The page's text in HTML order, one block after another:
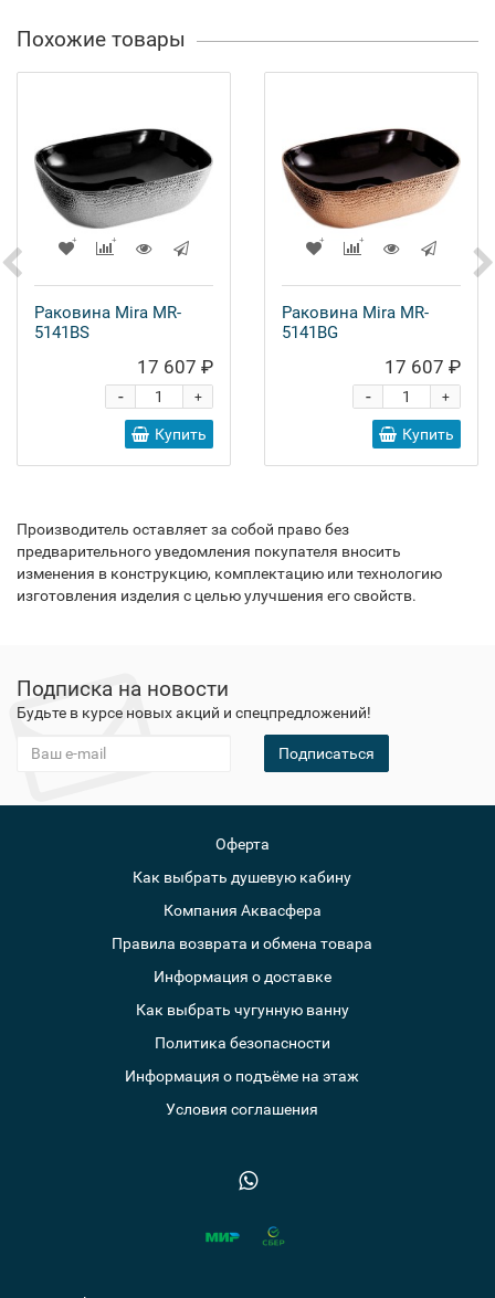
Похожие товары
Раковина Mira MR-
5141BS
17 607 ₽
+
-
Купить
Раковина Mira MR-
5141BG
17 607 ₽
+
-
Купить
Производитель оставляет за собой право без
предварительного уведомления покупателя вносить
изменения в конструкцию, комплектацию или технологию
изготовления изделия с целью улучшения его свойств.
Подписка на новости
Будьте в курсе новых акций и спецпредложений!
Подписаться
Оферта
Как выбрать душевую кабину
Компания Аквасфера
Правила возврата и обмена товара
Информация о доставке
Как выбрать чугунную ванну
Политика безопасности
Информация о подъёме на этаж
Условия соглашения